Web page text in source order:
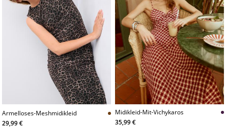
Armelloses-Meshmidikleid
29,99 €
Midikleid-Mit-Vichykaros
35,99 €